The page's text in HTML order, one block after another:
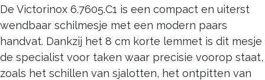
De Victorinox 6.7605.C1 is een compact en uiterst
wendbaar schilmesje met een modern paars
handvat. Dankzij het 8 cm korte lemmet is dit mesje
de specialist voor taken waar precisie voorop staat,
zoals het schillen van sjalotten, het ontpitten van